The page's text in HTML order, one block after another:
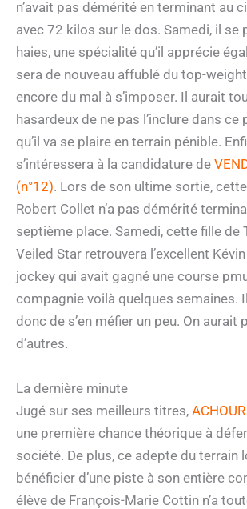
n’avait pas démérité en terminant au
avec 72 kilos sur le dos. Samedi, il se
haies, une spécialité qu’il apprécie
sera de nouveau affublé du top-
encore du mal à s’imposer. Il aurait
hasardeux de ne pas l’inclure dans ce
qu’il va se plaire en terrain pénible.
s’intéressera à la candidature de
(n°12). Lors de son ultime sortie,
Robert Collet n’a pas démérité
septième place. Samedi, cette fille de
Veiled Star retrouvera l’excellent
jockey qui avait gagné une course
compagnie voilà quelques semaines.
donc de s’en méfier un peu. On aurait
d’autres.
La dernière minute
Jugé sur ses meilleurs titres,
une première chance théorique à
société. De plus, ce adepte du terrain
bénéficier d’une piste à son entière
élève de François-Marie Cottin n’a